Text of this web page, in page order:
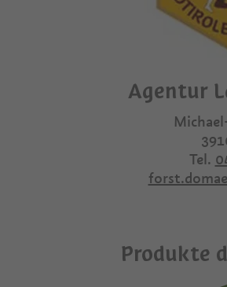
Agentur
Tel.
Produkte